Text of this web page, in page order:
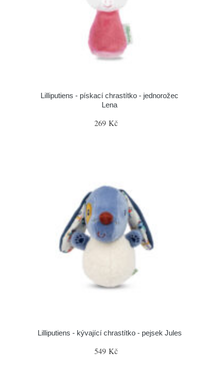
Lilliputiens - pískací chrastítko - jednorožec
Lena
269 Kč
Lilliputiens - kývající chrastítko - pejsek Jules
549 Kč